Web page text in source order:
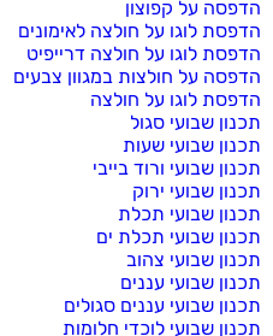
הדפסה על קפוצון
הדפסת לוגו על חולצה לאימונים
הדפסת לוגו על חולצה דרייפיט
הדפסה על חולצות במגוון צבעים
הדפסת לוגו על חולצה
תכנון שבועי סגול
תכנון שבועי שעות
תכנון שבועי ורוד בייבי
תכנון שבועי ירוק
תכנון שבועי תכלת
תכנון שבועי תכלת ים
תכנון שבועי צהוב
תכנון שבועי עננים
תכנון שבועי עננים סגולים
תכנון שבועי לוכדי חלומות